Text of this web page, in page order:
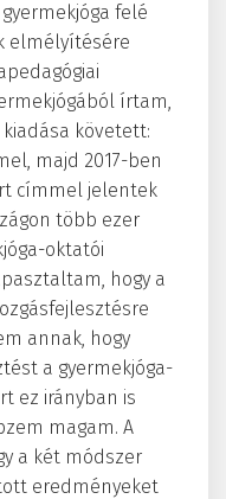
felé
elmélyítésére
írtam,
követett:
majd 2017-ben
címmel jelentek
több ezer
oktatói
hogy a
annak, hogy
a gyermekjóga-
ez irányban is
magam. A
a két módszer
eredményeket